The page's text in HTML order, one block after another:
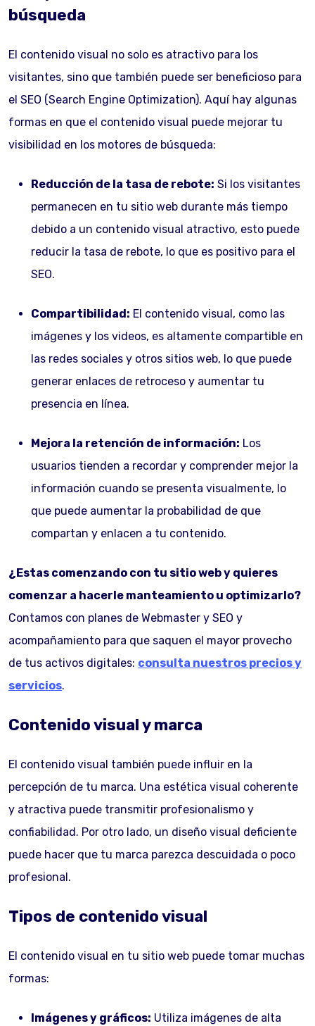
búsqueda
El contenido visual no solo es atractivo para los
visitantes, sino que también puede ser beneficioso para
el SEO (Search Engine Optimization). Aquí hay algunas
formas en que el contenido visual puede mejorar tu
visibilidad en los motores de búsqueda:
Reducción de la tasa de rebote: Si los visitantes
permanecen en tu sitio web durante más tiempo
debido a un contenido visual atractivo, esto puede
reducir la tasa de rebote, lo que es positivo para el
SEO.
Compartibilidad: El contenido visual, como las
imágenes y los videos, es altamente compartible en
las redes sociales y otros sitios web, lo que puede
generar enlaces de retroceso y aumentar tu
presencia en línea.
Mejora la retención de información: Los
usuarios tienden a recordar y comprender mejor la
información cuando se presenta visualmente, lo
que puede aumentar la probabilidad de que
compartan y enlacen a tu contenido.
¿Estas comenzando con tu sitio web y quieres
comenzar a hacerle manteamiento u optimizarlo?
Contamos con planes de Webmaster y SEO y
acompañamiento para que saquen el mayor provecho
de tus activos digitales: consulta nuestros precios y
servicios.
Contenido visual y marca
El contenido visual también puede influir en la
percepción de tu marca. Una estética visual coherente
y atractiva puede transmitir profesionalismo y
confiabilidad. Por otro lado, un diseño visual deficiente
puede hacer que tu marca parezca descuidada o poco
profesional.
Tipos de contenido visual
El contenido visual en tu sitio web puede tomar muchas
formas:
Imágenes y gráficos: Utiliza imágenes de alta